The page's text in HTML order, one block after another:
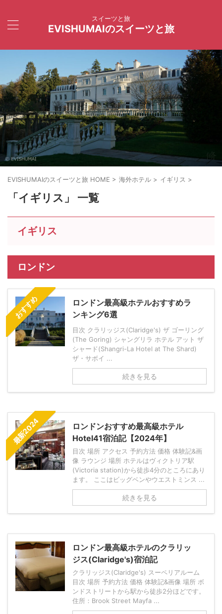
スイーツと旅
EVISHUMAIのスイーツと旅
EVISHUMAIのスイーツと旅 HOME > 海外ホテル > イギリス >
「イギリス」 一覧
イギリス
ロンドン
おすすめ
ロンドン最高級ホテルおすすめラ
ンキング6選
目次 クラリッジス(Claridge's) ザ ゴーリング
(The Goring) シャングリラ ホテル アット ザ
シャード(Shangri-La Hotel at The Shard)
ザ・サボイ ...
続きを見る
最新2024
ロンドンおすすめ最高級ホテル
Hotel41宿泊記【2024年】
目次 場所 アクセス 予約方法 価格 体験記&画
像 ラウンジ 場所 ホテルはヴィクトリア駅
(Victoria station)から徒歩4分のところにあり
ます。 ここはビッグベンやウエストミンス ...
続きを見る
ロンドン最高級ホテルのクラリッ
ジス(Claridge's)宿泊記
クラリッジス(Claridge's) スーペリアルーム
目次 場所 予約方法 価格 体験記&画像 場所 ボ
ンドストリートから駅から徒歩2分ほどです。
住所：Brook Street Mayfa ...